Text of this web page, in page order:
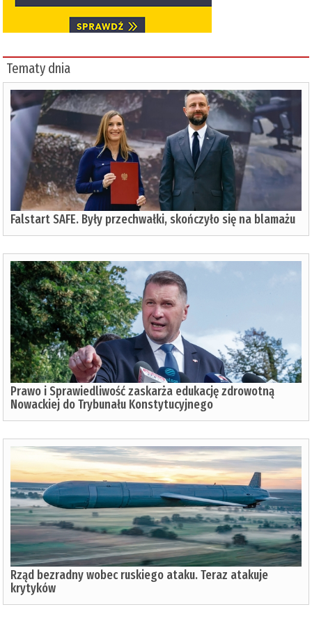
Tematy dnia
Falstart SAFE. Były przechwałki, skończyło się na blamażu
Prawo i Sprawiedliwość zaskarża edukację zdrowotną
Nowackiej do Trybunału Konstytucyjnego
Rząd bezradny wobec ruskiego ataku. Teraz atakuje
krytyków